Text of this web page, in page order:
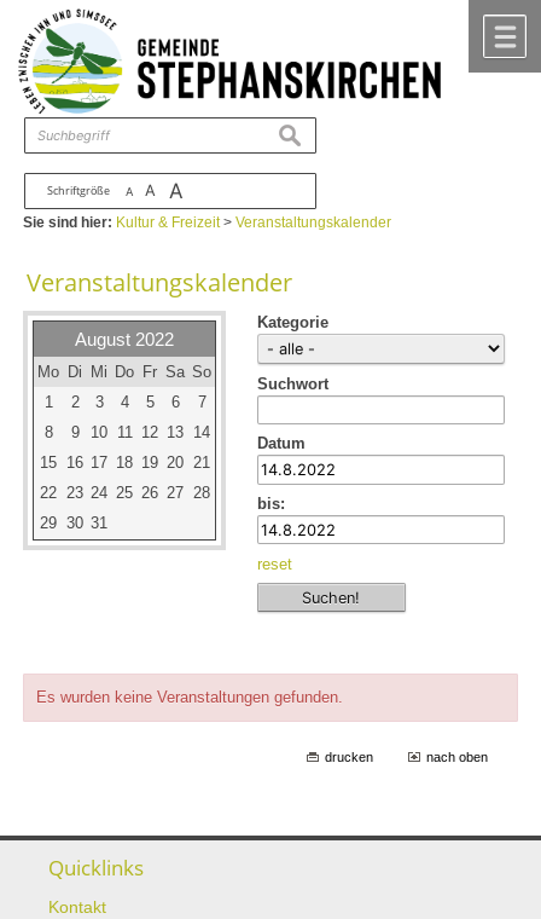
Zum Inhalt ,zur Navigation
Schriftgröße A A A
suchen
Sie sind hier: Kultur & Freizeit>Veranstaltungskalender
Veranstaltungskalender
August 2022
Mo Di Mi Do Fr Sa So
1
2 3 4 5 6
7
8
9 10 11 12 13 14
15 16 17 18 19 20 21
22 23 24 25 26 27 28
29 30 31
Kategorie
Suchwort
Datum
bis:
reset
Es wurden keine Veranstaltungen gefunden.
drucken nach oben
Quicklinks
Kontakt